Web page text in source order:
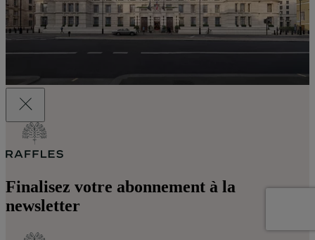
Finalisez votre abonnement à la
newsletter